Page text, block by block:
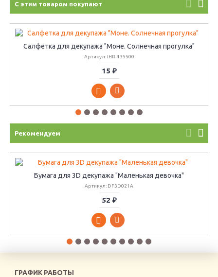
С этим товаром покупают
Салфетка для декупажа "Моне. Солнечная прогулка"
Артикул: IHR-435500
15 ₽
Рекомендуем
Бумага для 3D декупажа "Маленькая девочка"
Артикул: DF3D021A
52 ₽
ГРАФИК РАБОТЫ